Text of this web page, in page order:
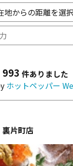
地からの距離を選
993 件ありました
ホットペッパー
片町店